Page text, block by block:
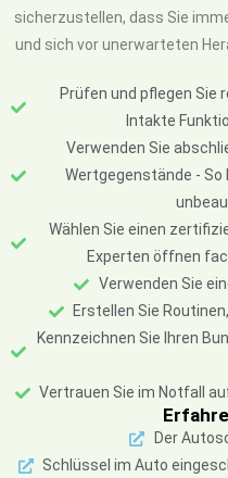
sicherzustellen, dass Sie
und sich vor unerwarteten
Prüfen und pflegen Sie
Intakte
Verwenden Sie
Wertgegenstände - So
Wählen Sie einen
Experten öffnen
Verwenden Sie
Erstellen Sie
Kennzeichnen Sie Ihren
Vertrauen Sie im Notfall
Der
Schlüssel im Auto